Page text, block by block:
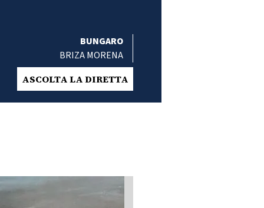
BUNGARO
BRIZA MORENA
ASCOLTA LA DIRETTA